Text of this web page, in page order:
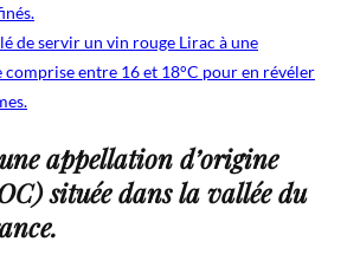
de servir un vin rouge Lirac à une
entre 16 et 18°C pour en révéler
appellation d’origine
située dans la vallée du